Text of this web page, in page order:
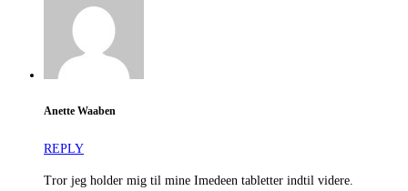
Anette Waaben
REPLY
Tror jeg holder mig til mine Imedeen tabletter indtil videre.